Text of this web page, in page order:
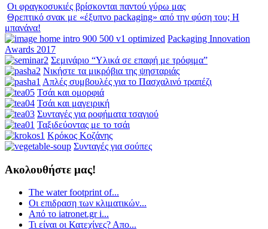
Οι φραγκοσυκιές βρίσκονται παντού γύρω μας
Θρεπτικό σνακ με «έξυπνο packaging» από την φύση του; Η
μπανάνα!
Packaging Innovation
Awards 2017
Σεμινάριο “Υλικά σε επαφή με τρόφιμα”
Νικήστε τα μικρόβια της ψησταριάς
Απλές συμβουλές για το Πασχαλινό τραπέζι
Τσάι και ομορφιά
Τσάι και μαγειρική
Συνταγές για ροφήματα τσαγιού
Ταξιδεύοντας με το τσάι
Κρόκος Κοζάνης
Συνταγές για σούπες
Ακολουθήστε μας!
The water footprint of...
Οι επιδραση των κλιματικών...
Από το iatronet.gr i...
Τι είναι οι Κατεχίνες? Απο...